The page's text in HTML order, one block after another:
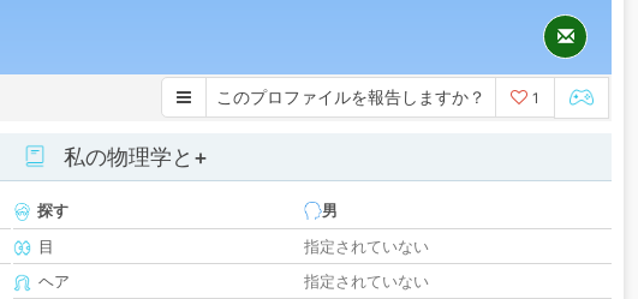
このプロファイルを報告しますか？ 1
私の物理学と+
探す
男
目
指定されていない
ヘア
指定されていない